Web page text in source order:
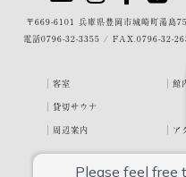
〒669-6101 兵庫県豊岡市城崎町湯島
電話0796-32-3355 / FAX.0796-32-
客室
館
貸切サウナ
周辺案内
ア